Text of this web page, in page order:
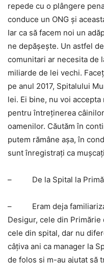
repede cu o plângere
conduce un ONG şi
Iar ca să facem noi un
ne depăşeşte. Un astfel
comunitari ar necesita de
miliarde de lei vechi.
pe anul 2017, Spitalului
lei. Ei bine, nu voi
pentru întreţinerea
oamenilor. Căutăm în
putem rămâne aşa, în
sunt înregistraţi ca
– De la Spital la
– Eram deja
Desigur, cele din Primărie
cele din spital, dar nu
câţiva ani ca manager la
de folos şi m-au ajutat să